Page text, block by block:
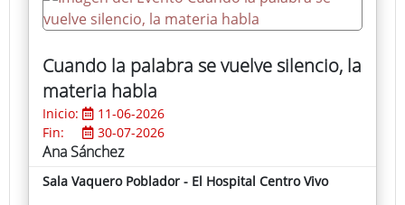
Cuando la palabra se vuelve silencio, la
materia habla
Inicio:
11-06-2026
Fin:
30-07-2026
Ana Sánchez
Sala Vaquero Poblador - El Hospital Centro Vivo